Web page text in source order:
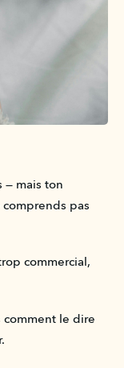
— mais ton
pas
commercial,
comment le dire